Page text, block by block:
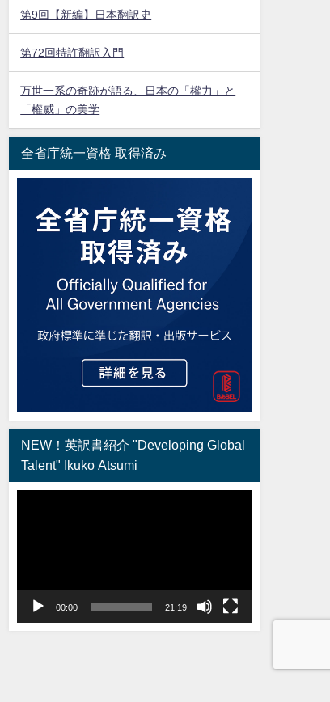
第9回【新編】日本翻訳史
第72回特許翻訳入門
万世一系の奇跡が語る、日本の「權力」と
「權威」の美学
全省庁統一資格 取得済み
NEW！英訳書紹介 "Developing Global
Talent" Ikuko Atsumi
ー
00:00 21:19